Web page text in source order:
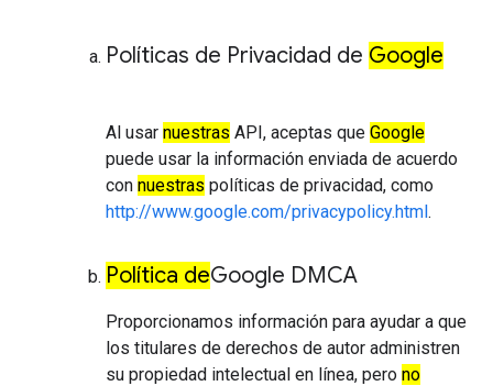
Políticas de Privacidad de Google
Al usar nuestras API, aceptas que Google
puede usar la información enviada de acuerdo
con nuestras políticas de privacidad, como
http://www.google.com/privacypolicy.html.
Política deGoogle DMCA
Proporcionamos información para ayudar a que
los titulares de derechos de autor administren
su propiedad intelectual en línea, pero no